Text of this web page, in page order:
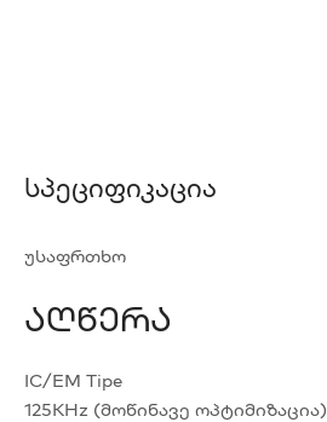
Სპეციფიკაცია
უსაფრთხო
Აღწერა
IC/EM Tipe
125KHz (მოწინავე ოპტიმიზაცია)